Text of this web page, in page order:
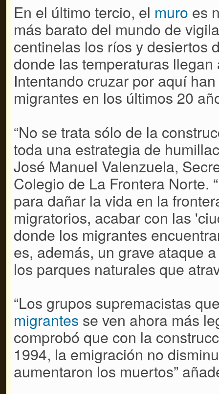
En el último tercio, el muro es
más barato del mundo de
centinelas los ríos y desiertos
donde las temperaturas
Intentando cruzar por aquí
migrantes en los últimos 20
“No se trata sólo de la
toda una estrategia de
José Manuel Valenzuela,
Colegio de La Frontera Norte.
para dañar la vida en la
migratorios, acabar con las
donde los migrantes
es, además, un grave ataque
los parques naturales que
“Los grupos supremacistas
migrantes se ven ahora más
comprobó que con la
1994, la emigración no
aumentaron los muertos”